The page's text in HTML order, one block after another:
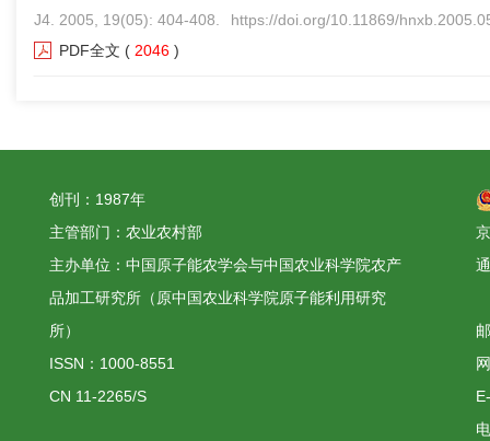
J4. 2005, 19(05): 404-408.
https://doi.org/10.11869/
PDF全文 ( 2046 )
创刊：1987年
主管部门：农业农村部
主办单位：中国原子能农学会与中国农业科学院农产
品加工研究所（原中国农业科学院原子能利用研究
所）
ISSN：1000-8551
CN 11-2265/S